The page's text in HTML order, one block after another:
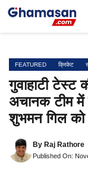
Skip
FEATURED क्रिकेट
गुवाहाटी टेस्ट
अचानक टीम में
शुभमन गिल को
By Raj Rathore
Published On: